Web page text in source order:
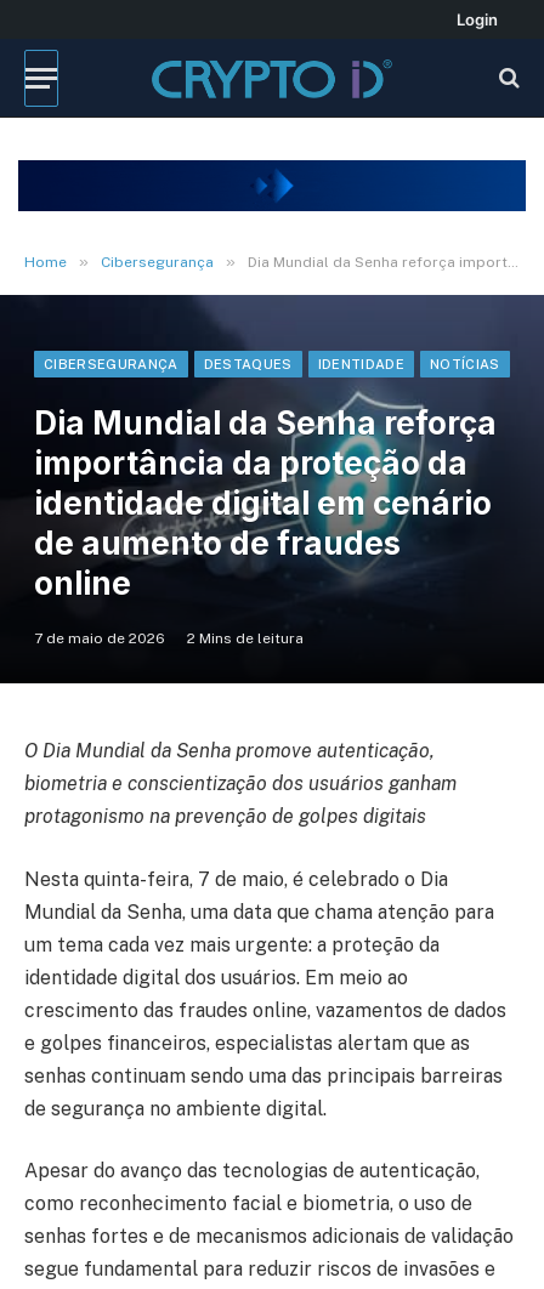
Login
Home » Cibersegurança » Dia Mundial da Senha reforça importância da proteção da identidade digital em cenário de aumento de fraudes online
CIBERSEGURANÇA DESTAQUES IDENTIDADE NOTÍCIAS
Dia Mundial da Senha reforça
importância da proteção da
identidade digital em cenário
de aumento de fraudes
online
7 de maio de 2026 2 Mins de leitura
O Dia Mundial da Senha promove autenticação,
biometria e conscientização dos usuários ganham
protagonismo na prevenção de golpes digitais
Nesta quinta-feira, 7 de maio, é celebrado o Dia
Mundial da Senha, uma data que chama atenção para
um tema cada vez mais urgente: a proteção da
identidade digital dos usuários. Em meio ao
crescimento das fraudes online, vazamentos de dados
e golpes financeiros, especialistas alertam que as
senhas continuam sendo uma das principais barreiras
de segurança no ambiente digital.
Apesar do avanço das tecnologias de autenticação,
como reconhecimento facial e biometria, o uso de
senhas fortes e de mecanismos adicionais de validação
segue fundamental para reduzir riscos de invasões e